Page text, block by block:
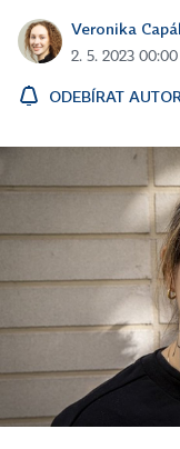
Veronika
2. 5. 2023
ODEBÍRAT